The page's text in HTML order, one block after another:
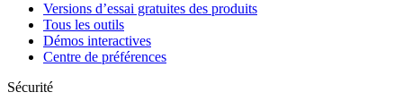
Versions d’essai gratuites des produits
Tous les outils
Démos interactives
Centre de préférences
Sécurité